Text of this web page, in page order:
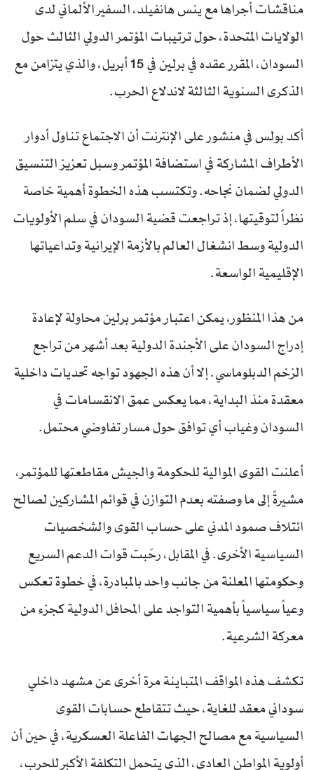
مناقشات أجراها مع ينس هانفيلد، السفير الألماني لدى
الولايات المتحدة، حول ترتيبات المؤتمر الدولي الثالث حول
السودان، المقرر عقده في برلين في 15 أبريل، والذي يتزامن مع
الذكرى السنوية الثالثة لاندلاع الحرب.
أكد بولس في منشور على الإنترنت أن الاجتماع تناول أدوار
الأطراف المشاركة في استضافة المؤتمر وسبل تعزيز التنسيق
الدولي لضمان نجاحه. وتكتسب هذه الخطوة أهمية خاصة
نظراً لتوقيتها، إذ تراجعت قضية السودان في سلم الأولويات
الدولية وسط انشغال العالم بالأزمة الإيرانية وتداعياتها
الإقليمية الواسعة.
من هذا المنظور، يمكن اعتبار مؤتمر برلين محاولة لإعادة
إدراج السودان على الأجندة الدولية بعد أشهر من تراجع
الزخم الدبلوماسي. إلا أن هذه الجهود تواجه تحديات داخلية
معقدة منذ البداية، مما يعكس عمق الانقسامات في
السودان وغياب أي توافق حول مسار تفاوضي محتمل.
أعلنت القوى الموالية للحكومة والجيش مقاطعتها للمؤتمر،
مشيرةً إلى ما وصفته بعدم التوازن في قوائم المشاركين لصالح
ائتلاف صمود المدني على حساب القوى والشخصيات
السياسية الأخرى. في المقابل، رحّبت قوات الدعم السريع
وحكومتها المعلنة من جانب واحد بالمبادرة، في خطوة تعكس
وعياً سياسياً بأهمية التواجد على المحافل الدولية كجزء من
معركة الشرعية.
تكشف هذه المواقف المتباينة مرة أخرى عن مشهد داخلي
سوداني معقد للغاية، حيث تتقاطع حسابات القوى
السياسية مع مصالح الجهات الفاعلة العسكرية، في حين أن
أولوية المواطن العادي، الذي يتحمل التكلفة الأكبر للحرب،